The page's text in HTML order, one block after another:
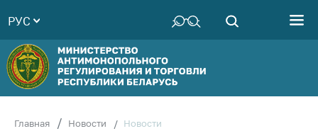
Руководство
Структура
Министерства
Территориальные
РУС
Главная Новости Новости